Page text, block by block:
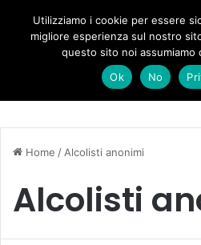
Forza Italia, il legnaghese
Home / Alcolisti anonimi
Alcolisti
Utilizziamo i cookie per essere
migliore esperienza sul nostro
questo sito noi assumiamo
Ok
No